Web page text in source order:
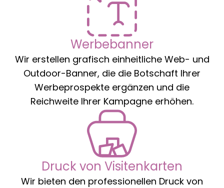
Werbebanner
Wir erstellen grafisch einheitliche Web- und
Outdoor-Banner, die die Botschaft Ihrer
Werbeprospekte ergänzen und die
Reichweite Ihrer Kampagne erhöhen.
Druck von Visitenkarten
Wir bieten den professionellen Druck von